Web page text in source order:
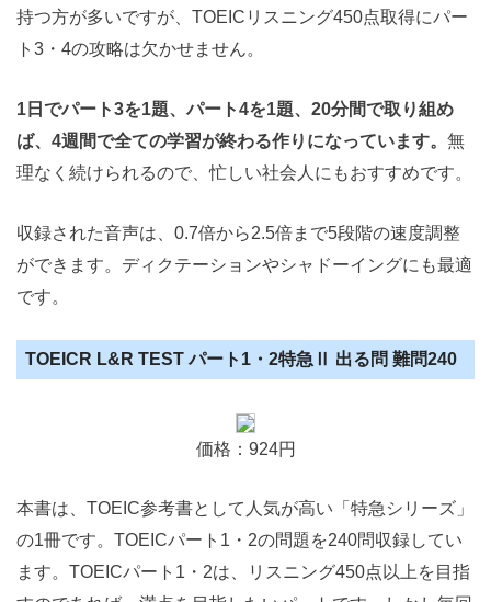
持つ方が多いですが、TOEICリスニング450点取得にパー
ト3・4の攻略は欠かせません。
1日でパート3を1題、パート4を1題、20分間で取り組め
ば、4週間で全ての学習が終わる作りになっています。 無
理なく続けられるので、忙しい社会人にもおすすめです。
収録された音声は、0.7倍から2.5倍まで5段階の速度調整
ができます。ディクテーションやシャドーイングにも最適
です。
TOEICR L&R TEST パート1・2特急Ⅱ 出る問 難問240
価格：924円
本書は、TOEIC参考書として人気が高い「特急シリーズ」
の1冊です。TOEICパート1・2の問題を240問収録してい
ます。TOEICパート1・2は、リスニング450点以上を目指